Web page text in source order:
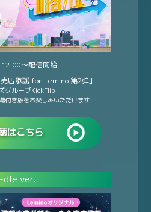
～配信開始
店歌謡 for Lemino 第2弾」
グループKickFlip！
付き版をお楽しみいただけます！
はこちら
dle ver.